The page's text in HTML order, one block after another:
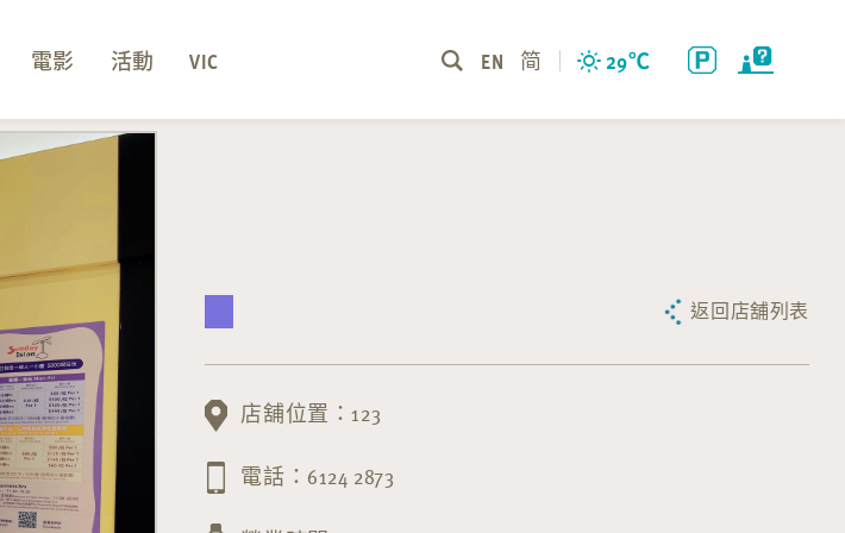
29℃
EN 简
電影 活動 VIC
返回店舖列表
店舖位置：123
電話：6124 2873